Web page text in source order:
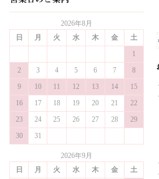
2026年8月
日
月 火 水 木 金
土
1
2
3 4 5 6 7
8
9
10 11 12 13 14
15
16
17 18 19 20 21
22
23
24 25 26 27 28
29
30
31
2026年9月
日
月 火 水 木 金
土